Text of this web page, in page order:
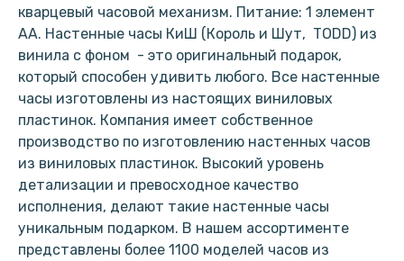
кварцевый часовой механизм. Питание: 1 элемент
АА. Настенные часы КиШ (Король и Шут, TODD) из
винила с фоном - это оригинальный подарок,
который способен удивить любого. Все настенные
часы изготовлены из настоящих виниловых
пластинок. Компания имеет собственное
производство по изготовлению настенных часов
из виниловых пластинок. Высокий уровень
детализации и превосходное качество
исполнения, делают такие настенные часы
уникальным подарком. В нашем ассортименте
представлены более 1100 моделей часов из